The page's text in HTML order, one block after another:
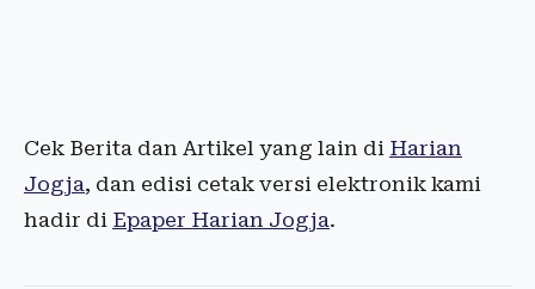
Cek Berita dan Artikel yang lain di Harian
Jogja, dan edisi cetak versi elektronik kami
hadir di Epaper Harian Jogja.